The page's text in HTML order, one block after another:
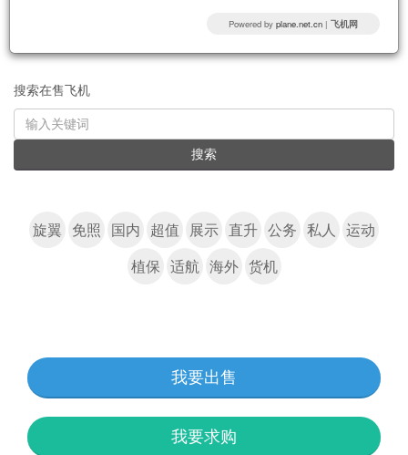
Powered by plane.net.cn | 飞机网
搜索在售飞机
KEYWORD
搜索
旋翼 免照 国内 超值 展示 直升 公务 私人
运动
植保 适航 海外 货机
我要出售
我要求购